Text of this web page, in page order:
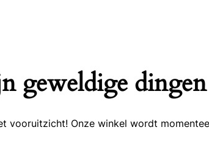
geweldige
vooruitzicht! Onze winkel wordt